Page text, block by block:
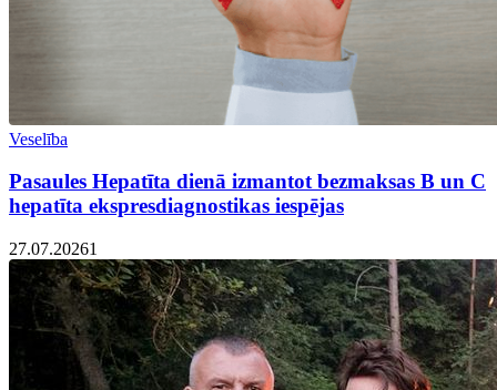
Veselība
Pasaules Hepatīta dienā izmantot bezmaksas B un C
hepatīta ekspresdiagnostikas iespējas
27.07.20261